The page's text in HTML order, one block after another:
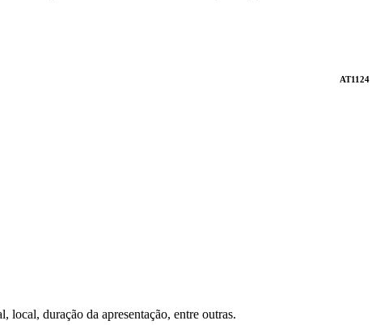
AT1124
duração da apresentação, entre outras.